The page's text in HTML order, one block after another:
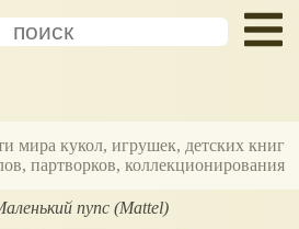
мира кукол, игрушек, детских книг
партворков, коллекционирования
пупс (Mattel)